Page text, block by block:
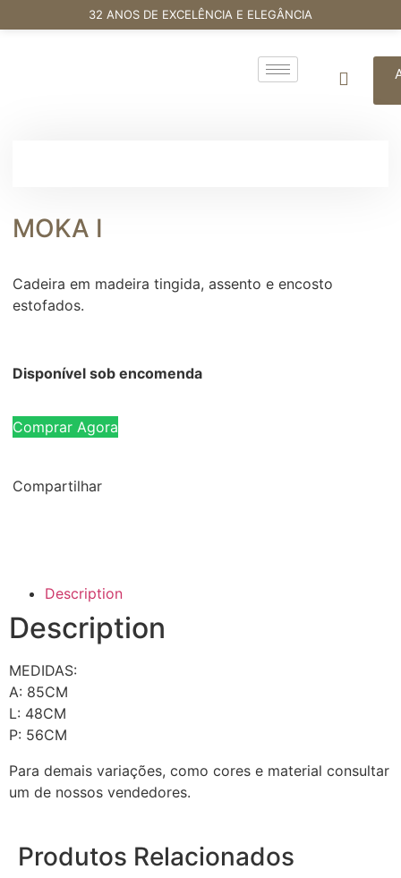
32 ANOS DE EXCELÊNCIA E ELEGÂNCIA
MOKA I
Cadeira em madeira tingida, assento e encosto
estofados.
Disponível sob encomenda
Comprar Agora
Compartilhar
Description
Description
MEDIDAS:
A: 85CM
L: 48CM
P: 56CM
Para demais variações, como cores e material consultar
um de nossos vendedores.
Produtos Relacionados